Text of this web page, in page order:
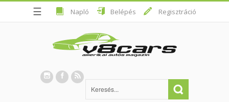
☰ Napló Belépés Regisztráció